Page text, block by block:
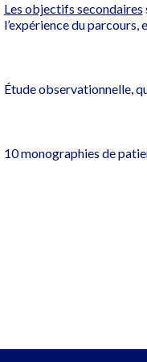
Les objectifs secondaires
l’expérience du parcours,
Étude observationnelle,
10 monographies de